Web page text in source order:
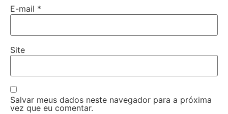
E-mail *
Site
Salvar meus dados neste navegador para a próxima
vez que eu comentar.